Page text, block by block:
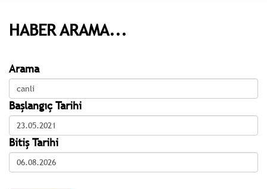
HABER ARAMA...
Arama
Başlangıç Tarihi
Bitiş Tarihi